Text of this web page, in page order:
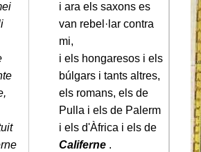
i ara els saxons es
van rebel·lar contra
mi,
i els hongaresos i els
búlgars i tants altres,
els romans, els de
Pulla i els de Palerm
i els d'Àfrica i els de
Califerne .